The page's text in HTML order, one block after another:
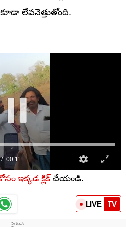
కూడా లేవనెత్తుతోంది.
ఇక్కడ క్లిక్చేయండి.
LIVE TV